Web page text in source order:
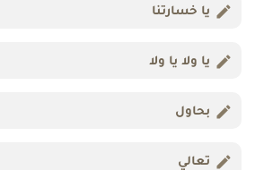
يا خسارتنا
يا ولا يا ولا
بحاول
تعالي